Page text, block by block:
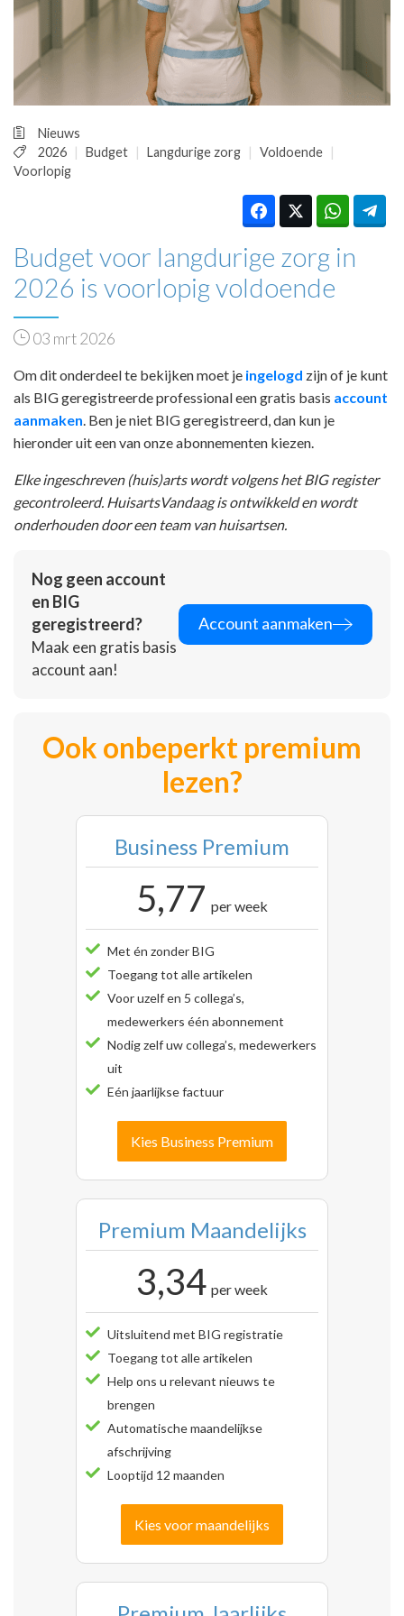
PRAKTIJKZAKEN
TARIEVEN
VPHUISARTSEN
MEDISCHE VAKHANDEL
REGISTRATIE
Nieuws
2026
Budget Langdurige zorg
Voldoende
Voorlopig
Budget voor langdurige zorg in
2026 is voorlopig voldoende
03 mrt 2026
Om dit onderdeel te bekijken moet je ingelogd zijn of je kunt
als BIG geregistreerde professional een gratis basis account
aanmaken. Ben je niet BIG geregistreerd, dan kun je
hieronder uit een van onze abonnementen kiezen.
Elke ingeschreven (huis)arts wordt volgens het BIG register
gecontroleerd. HuisartsVandaag is ontwikkeld en wordt
onderhouden door een team van huisartsen.
Nog geen account
en BIG
geregistreerd?
Maak een gratis basis
account aan!
Account aanmaken
Ook onbeperkt premium
lezen?
Business Premium
5,77 per week
Met én zonder BIG
Toegang tot alle artikelen
Voor uzelf en 5 collega’s,
medewerkers één abonnement
Nodig zelf uw collega’s, medewerkers
uit
Eén jaarlijkse factuur
Kies Business Premium
Premium Maandelijks
3,34 per week
Uitsluitend met BIG registratie
Toegang tot alle artikelen
Help ons u relevant nieuws te
brengen
Automatische maandelijkse
afschrijving
Looptijd 12 maanden
Kies voor maandelijks